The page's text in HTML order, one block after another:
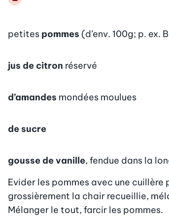
petites pommes (d’env. 100g; p.
jus de citron réservé
d’amandes mondées moulues
de sucre
gousse de vanille, fendue dans la
Evider les pommes avec une cuillère
grossièrement la chair recueillie,
Mélanger le tout, farcir les pommes.